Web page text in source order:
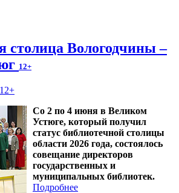
столица Вологодчины –
12+
12+
Со 2 по 4 июня в Великом
Устюге, который получил
статус библиотечной столицы
области 2026 года, состоялось
совещание директоров
государственных и
муниципальных библиотек.
Подробнее